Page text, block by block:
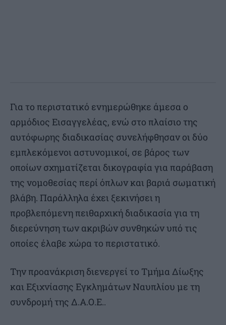
Για το περιστατικό ενημερώθηκε άμεσα ο
αρμόδιος Εισαγγελέας, ενώ στο πλαίσιο της
αυτόφωρης διαδικασίας συνελήφθησαν οι δύο
εμπλεκόμενοι αστυνομικοί, σε βάρος των
οποίων σχηματίζεται δικογραφία για παράβαση
της νομοθεσίας περί όπλων και βαριά σωματική
βλάβη. Παράλληλα έχει ξεκινήσει η
προβλεπόμενη πειθαρχική διαδικασία για τη
διερεύνηση των ακριβών συνθηκών υπό τις
οποίες έλαβε χώρα το περιστατικό.
Την προανάκριση διενεργεί το Τμήμα Δίωξης
και Εξιχνίασης Εγκλημάτων Ναυπλίου με τη
συνδρομή της Δ.Α.Ο.Ε..